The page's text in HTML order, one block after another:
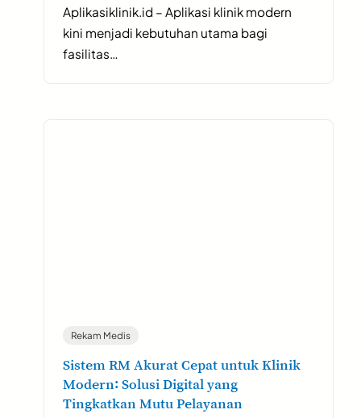
Aplikasiklinik.id – Aplikasi klinik modern
kini menjadi kebutuhan utama bagi
fasilitas…
Rekam Medis
Sistem RM Akurat Cepat untuk Klinik
Modern: Solusi Digital yang
Tingkatkan Mutu Pelayanan